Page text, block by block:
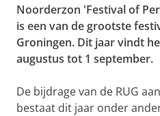
Noorderzon 'Festival of
is een van de grootste
Groningen. Dit jaar vindt
augustus tot 1 september.
De bijdrage van de RUG
bestaat dit jaar onder